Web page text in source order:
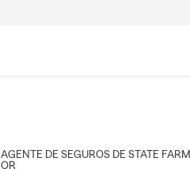
AGENTE DE SEGUROS DE STATE FARM
OR